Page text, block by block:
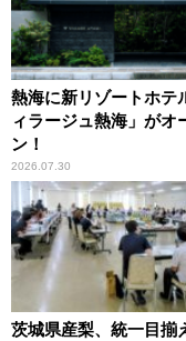
熱海に新リゾートホテ
ィラージュ熱海」がオ
ン！
2026.07.30
茨城県産梨、統一目揃